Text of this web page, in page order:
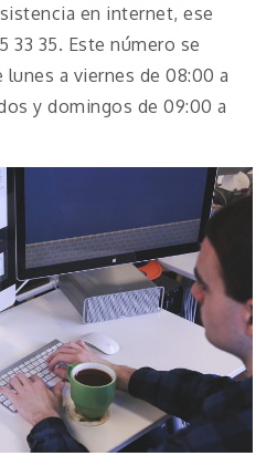
en internet, ese
33 35. Este número se
a viernes de 08:00 a
y domingos de 09:00 a